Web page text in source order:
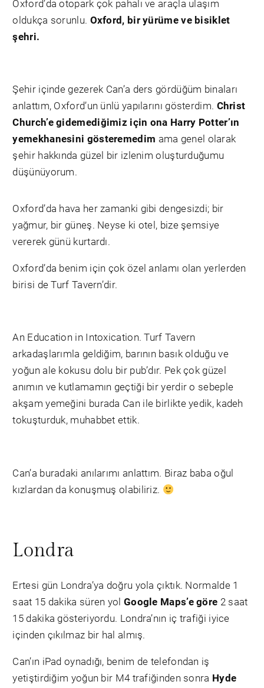
Oxford’da otopark çok pahalı ve araçla ulaşım
oldukça sorunlu. Oxford, bir yürüme ve bisiklet
şehri.
Şehir içinde gezerek Can’a ders gördüğüm binaları
anlattım, Oxford’un ünlü yapılarını gösterdim. Christ
Church’e gidemediğimiz için ona Harry Potter’ın
yemekhanesini gösteremedim ama genel olarak
şehir hakkında güzel bir izlenim oluşturduğumu
düşünüyorum.
Oxford’da hava her zamanki gibi dengesizdi; bir
yağmur, bir güneş. Neyse ki otel, bize şemsiye
vererek günü kurtardı.
Oxford’da benim için çok özel anlamı olan yerlerden
birisi de Turf Tavern’dir.
An Education in Intoxication. Turf Tavern
arkadaşlarımla geldiğim, barının basık olduğu ve
yoğun ale kokusu dolu bir pub’dır. Pek çok güzel
anımın ve kutlamamın geçtiği bir yerdir o sebeple
akşam yemeğini burada Can ile birlikte yedik, kadeh
tokuşturduk, muhabbet ettik.
Can’a buradaki anılarımı anlattım. Biraz baba oğul
kızlardan da konuşmuş olabiliriz.
Londra
Ertesi gün Londra’ya doğru yola çıktık. Normalde 1
saat 15 dakika süren yol Google Maps’e göre 2 saat
15 dakika gösteriyordu. Londra’nın iç trafiği iyice
içinden çıkılmaz bir hal almış.
Can’ın iPad oynadığı, benim de telefondan iş
yetiştirdiğim yoğun bir M4 trafiğinden sonra Hyde